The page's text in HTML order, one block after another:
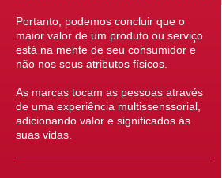
Portanto, podemos concluir que o
maior valor de um produto ou serviço
está na mente de seu consumidor e
não nos seus atributos físicos.
As marcas tocam as pessoas através
de uma experiência multissenssorial,
adicionando valor e significados às
suas vidas.